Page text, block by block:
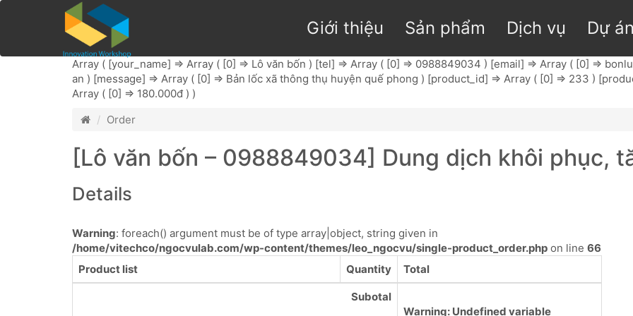
Giới thiệu Sản phẩm Dịch vụ Dự
Array ( [your_name] => Array ( [0] => Lô văn bốn ) [tel] => Array ( [0] => 0988849034 ) [email] => Array ( [0] =>
an ) [message] => Array ( [0] => Bản lốc xã thông thụ huyện quế phong ) [product_id] => Array ( [0] => 233 )
Array ( [0] => 180.000đ ) )
Order
[Lô văn bốn – 0988849034] Dung dịch khôi phục,
Details
Warning: foreach() argument must be of type array|object, string given in
/home/vitechco/ngocvulab.com/wp-content/themes/leo_ngocvu/single-product_order.php on line 66
Product list
Quantity Total
Subotal
Warning: Undefined variable